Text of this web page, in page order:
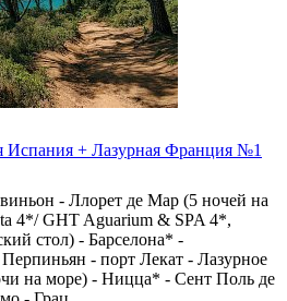
Испания + Лазурная Франция №1
- Ллорет де Мар (5 ночей на
4*/ GHT Aguarium & SPA 4*,
стол) - Барселона* -
- порт Лекат - Лазурное
на море) - Ницца* - Сент Поль де